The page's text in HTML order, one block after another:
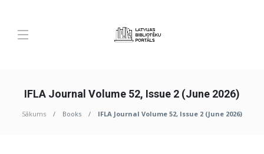
IFLA Journal Volume 52, Issue 2 (June 2026)
Sākums Books IFLA Journal Volume 52, Issue 2 (June 2026)